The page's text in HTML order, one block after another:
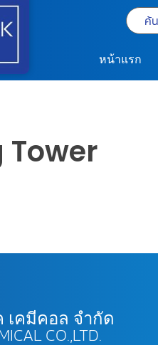
หน้าแรก
Tower
เคมีคอล จำกัด
CO.,LTD.